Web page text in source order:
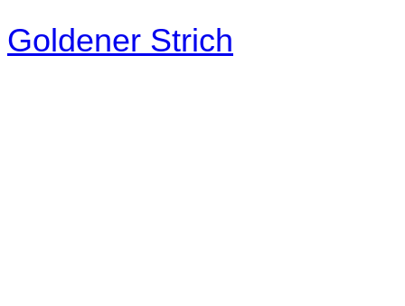
Goldener Strich